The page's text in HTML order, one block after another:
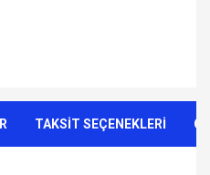
TAKSİT SEÇENEKLERİ